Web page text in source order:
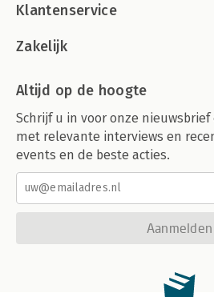
Klantenservice
Zakelijk
Altijd op de hoogte
Schrijf u in voor onze
met relevante interviews en
events en de beste acties.
Aanmelden